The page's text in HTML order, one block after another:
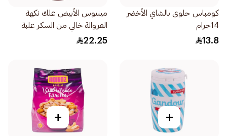
كومباس حلوى بالشاي الأخضر
14جرام
13.8
مينتوس الأبيض علك نكهة
الفروالة خالي من السكر علبة
72قطعة
22.25
+
+